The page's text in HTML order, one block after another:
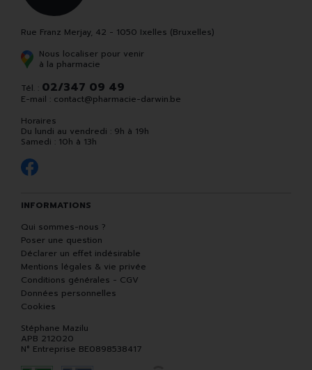
Rue Franz Merjay, 42 - 1050 Ixelles (Bruxelles)
Nous localiser pour venir
à la pharmacie
Tél. : 02/347 09 49
E-mail : contact@pharmacie-darwin.be
Horaires
Du lundi au vendredi : 9h à 19h
Samedi : 10h à 13h
INFORMATIONS
Qui sommes-nous ?
Poser une question
Déclarer un effet indésirable
Mentions légales & vie privée
Conditions générales - CGV
Données personnelles
Cookies
Stéphane Mazilu
APB 212020
N° Entreprise BE0898538417